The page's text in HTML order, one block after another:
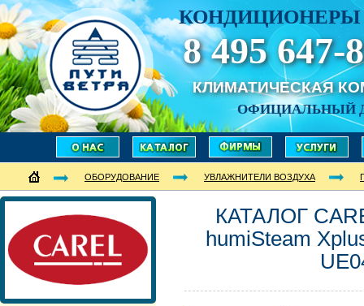
КОНДИЦИОНЕРЫ
8 495 647-
КЛИМАТИЧЕСКАЯ
ОФИЦИАЛЬНЫЙ
ОБОРУДОВАНИЕ УВЛАЖНИТЕЛИ ВОЗДУХА
КАТАЛОГ
humiSteam